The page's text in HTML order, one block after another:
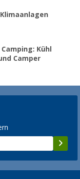
Kühl
Camper